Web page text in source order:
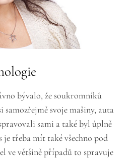
bývalo, že soukromníků
samozřejmě svoje mašiny, auta
sami a také byl úplně
třeba mít také všechno pod
ve většině případů to spravuje